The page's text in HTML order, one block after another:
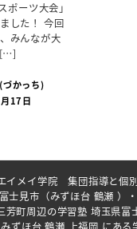
ポーツ大会」
した！ 今回
みんなが大
[…]
づかっち)
17日
メイ学院 集団指導と個
士見市（みずほ台 鶴瀬 ）
芳町周辺の学習塾 埼玉県富